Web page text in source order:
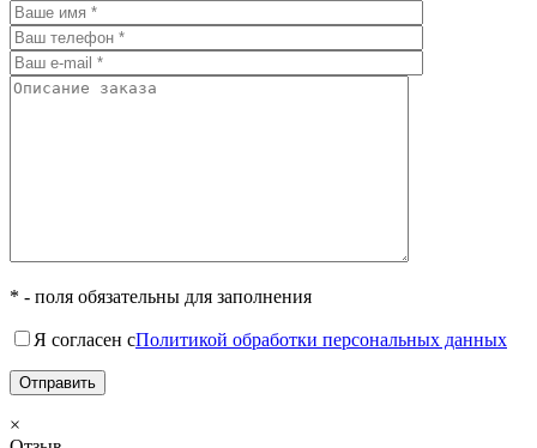
* - поля обязательны для заполнения
Я согласен сПолитикой обработки персональных данных
×